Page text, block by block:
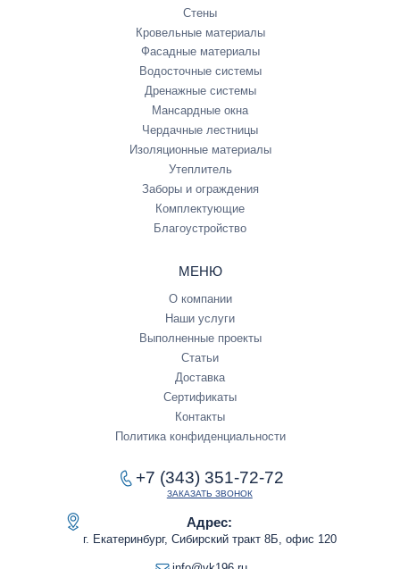
Стены
Кровельные материалы
Фасадные материалы
Водосточные системы
Дренажные системы
Мансардные окна
Чердачные лестницы
Изоляционные материалы
Утеплитель
Заборы и ограждения
Комплектующие
Благоустройство
МЕНЮ
О компании
Наши услуги
Выполненные проекты
Статьи
Доставка
Сертификаты
Контакты
Политика конфиденциальности
+7 (343) 351-72-72
ЗАКАЗАТЬ ЗВОНОК
Адрес:
г. Екатеринбург, Сибирский тракт 8Б, офис 120